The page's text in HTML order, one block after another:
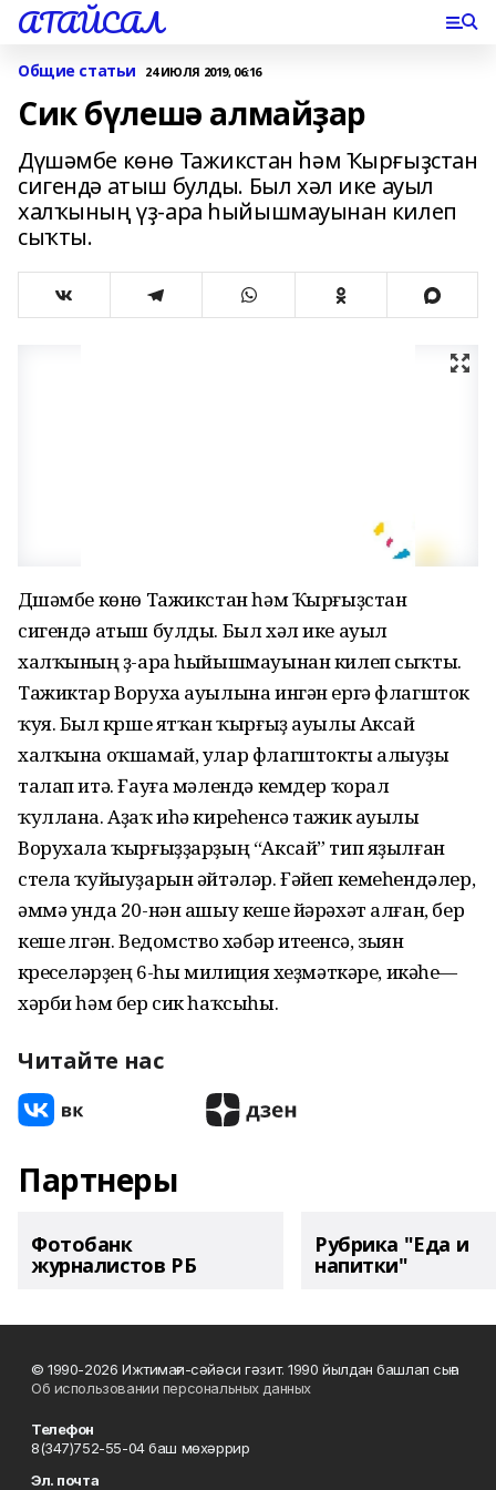
АТАЙСАЛ
Общие статьи 24 ИЮЛЯ 2019, 06:16
Сик бүлешә алмайҙар
Дүшәмбе көнө Тажикстан һәм Ҡырғыҙстан
сигендә атыш булды. Был хәл ике ауыл
халҡының үҙ-ара һыйышмауынан килеп
сыҡты.
Дүшәмбе көнө Тажикстан һәм Ҡырғыҙстан
сигендә атыш булды. Был хәл ике ауыл
халҡының үҙ-ара һыйышмауынан килеп сыҡты.
Тажиктар Воруха ауылына ингән ергә флагшток
ҡуя. Был күрше ятҡан ҡырғыҙ ауылы Аксай
халҡына оҡшамай, улар флагштокты алыуҙы
талап итә. Ғауға мәлендә кемдер ҡорал
ҡуллана. Аҙаҡ иһә киреһенсә тажик ауылы
Ворухала ҡырғыҙҙарҙың “Аксай” тип яҙылған
стела ҡуйыуҙарын әйтәләр. Ғәйеп кемеһендәлер,
әммә унда 20-нән ашыу кеше йәрәхәт алған, бер
кеше үлгән. Ведомство хәбәр итеүенсә, зыян
күреүселәрҙең 6-һы милиция хеҙмәткәре, икәүһе—
хәрби һәм бер сик һаҡсыһы.
Читайте нас
Партнеры
Фотобанк
журналистов РБ
Рубрика "Еда и
напитки"
© 1990-2026 Ижтимағи-сәйәси гәзит. 1990 йылдан башлап сыға
Об использовании персональных данных
Телефон
8(347)752-55-04 баш мөхәррир
Эл. почта